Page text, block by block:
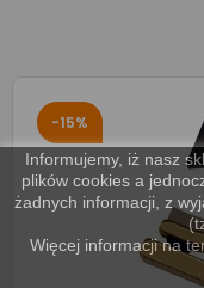
Informujemy, iż nasz
plików cookies a
żadnych informacji, z
Więcej informacji na
-15%